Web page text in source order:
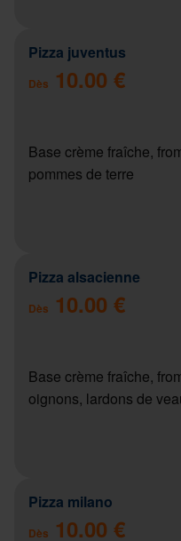
Pizza juventus
Dès 10.00 €
Base crème fraîche,
pommes de terre
Pizza alsacienne
Dès 10.00 €
Base crème fraîche,
oignons, lardons de
Pizza milano
Dès 10.00 €